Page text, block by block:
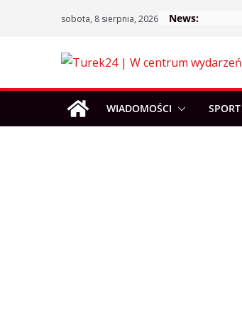
sobota, 8 sierpnia, 2026 News:
WIADOMOŚCI SPORT